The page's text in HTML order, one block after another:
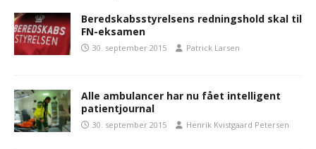
Beredskabsstyrelsens redningshold skal til
FN-eksamen
30. september 2015 Patrick Larsen
Alle ambulancer har nu fået intelligent
patientjournal
30. september 2015 Henrik Kvistgaard Petersen